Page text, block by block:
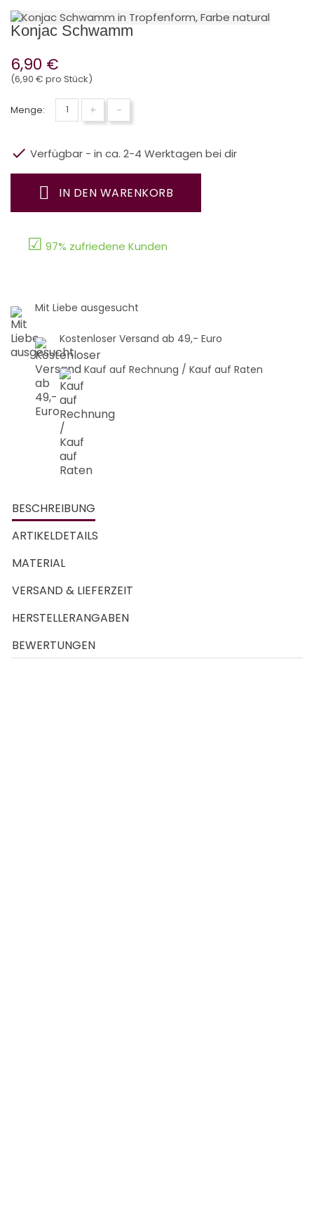
Konjac Schwamm
6,90 €
(6,90 € pro Stück)
Menge: + -
 Verfügbar - in ca. 2-4 Werktagen bei dir
IN DEN WARENKORB
☑ 97% zufriedene Kunden
Mit Liebe ausgesucht
Kostenloser Versand ab 49,- Euro
Kauf auf Rechnung / Kauf auf Raten
BESCHREIBUNG
ARTIKELDETAILS
MATERIAL
VERSAND & LIEFERZEIT
HERSTELLERANGABEN
BEWERTUNGEN